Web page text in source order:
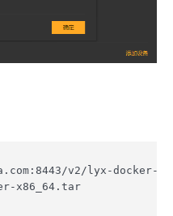
v2/lyx-docker-
x86_64.tar